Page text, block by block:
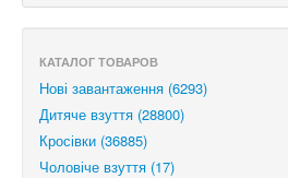
КАТАЛОГ ТОВАРОВ
Нові завантаження (6293)
Дитяче взуття (28800)
Кросівки (36885)
Чоловіче взуття (17)